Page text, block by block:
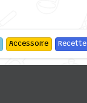
Accessoire Recette